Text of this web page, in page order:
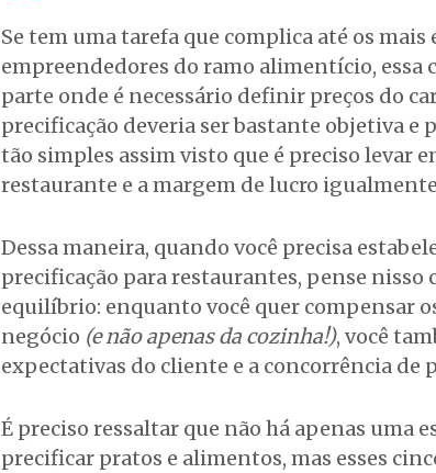
Se tem uma tarefa que complica até os
empreendedores do ramo alimentício, essa
parte onde é necessário definir preços do
precificação deveria ser bastante objetiva e
tão simples assim visto que é preciso levar
restaurante e a margem de lucro
Dessa maneira, quando você precisa
precificação para restaurantes, pense nisso
equilíbrio: enquanto você quer compensar
negócio (e não apenas da cozinha!), você
expectativas do cliente e a concorrência de
É preciso ressaltar que não há apenas uma
precificar pratos e alimentos, mas esses